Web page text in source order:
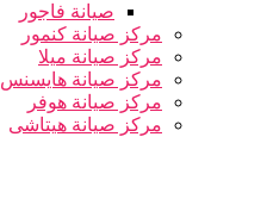
صيانة فاجور
مركز صيانة كنمور
مركز صيانة ميلا
مركز صيانة هايسنس
مركز صيانة هوفر
مركز صيانة هيتاشى